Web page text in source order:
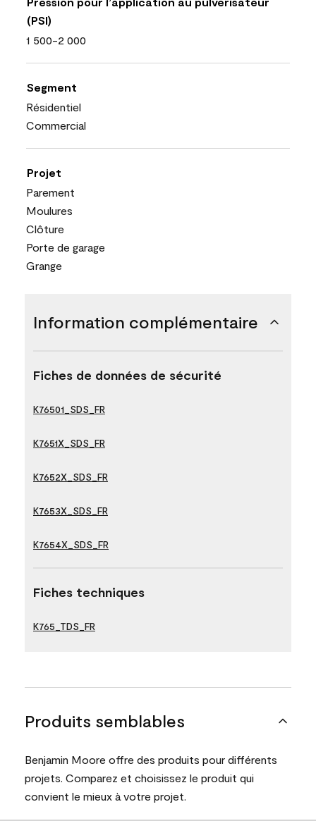
(PSI)
1 500-2 000
Segment
Résidentiel
Commercial
Projet
Parement
Moulures
Clôture
Porte de garage
Grange
Information complémentaire
Fiches de données de sécurité
K76501_SDS_FR
K7651X_SDS_FR
K7652X_SDS_FR
K7653X_SDS_FR
K7654X_SDS_FR
Fiches techniques
K765_TDS_FR
Produits semblables
Benjamin Moore offre des produits pour différents
projets. Comparez et choisissez le produit qui
convient le mieux à votre projet.